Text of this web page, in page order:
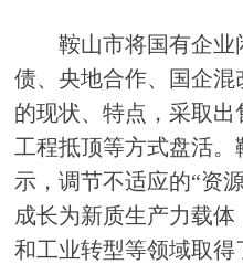
鞍山市将国有企业
债、央地合作、国企
的现状、特点，采取出
工程抵顶等方式盘活
示，调节不适应的“资
成长为新质生产力载
和工业转型等领域取得